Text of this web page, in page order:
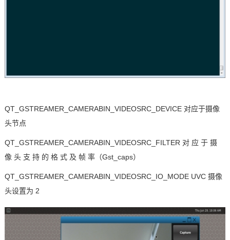
QT_GSTREAMER_CAMERABIN_VIDEOSRC_DEVICE 对应于摄像
头节点
QT_GSTREAMER_CAMERABIN_VIDEOSRC_FILTER 对 应 于 摄
像 头 支 持 的 格 式 及 帧 率（Gst_caps）
QT_GSTREAMER_CAMERABIN_VIDEOSRC_IO_MODE UVC 摄像
头设置为 2